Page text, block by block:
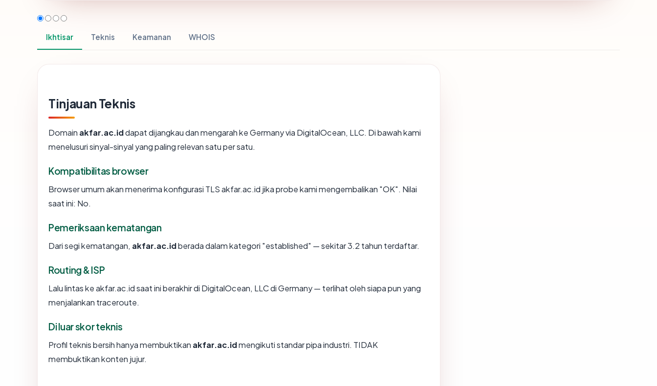
Ikhtisar Teknis Keamanan WHOIS
Tinjauan Teknis
Domain akfar.ac.iddapat dijangkau dan mengarah ke Germany via DigitalOcean, LLC. Di bawah kami
menelusuri sinyal-sinyal yang paling relevan satu per satu.
Kompatibilitas browser
Browser umum akan menerima konfigurasi TLS akfar.ac.id jika probe kami mengembalikan "OK". Nilai
saat ini: No.
Pemeriksaan kematangan
Dari segi kematangan, akfar.ac.idberada dalam kategori "established" — sekitar 3.2 tahun terdaftar.
Routing & ISP
Lalu lintas ke akfar.ac.id saat ini berakhir di DigitalOcean, LLC di Germany — terlihat oleh siapa pun yang
menjalankan traceroute.
Di luar skor teknis
Profil teknis bersih hanya membuktikan akfar.ac.idmengikuti standar pipa industri. TIDAK
membuktikan konten jujur.